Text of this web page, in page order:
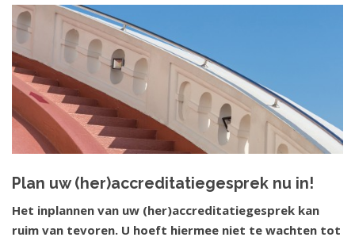
Plan uw (her)accreditatiegesprek nu in!
Het inplannen van uw (her)accreditatiegesprek kan
ruim van tevoren. U hoeft hiermee niet te wachten tot